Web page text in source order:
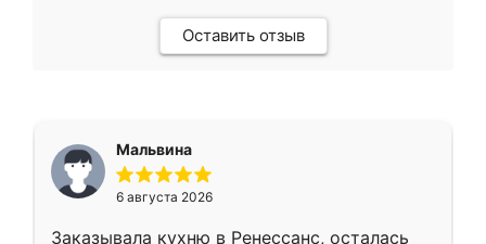
Оставить отзыв
Мальвина
6 августа 2026
Заказывала кухню в Ренессанс, осталась